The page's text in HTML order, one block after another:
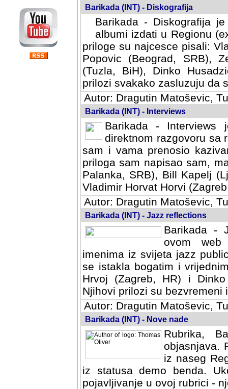
Barikada (INT) - Diskografija
Barikada - Diskografija
albumi izdati u Regionu
priloge su najcesce pisali:
Popovic (Beograd, SRB),
(Tuzla, BiH), Dinko
prilozi svakako zasluzuju da
Autor: Dragutin Matoševic,
Barikada (INT) - Interviews
Barikada -
direktnom razgovoru sa
sam i vama prenosio
priloga sam napisao sam,
Palanka, SRB), Bill Kapelj
Vladimir Horvat Horvi
Autor: Dragutin Matoševic,
Barikada (INT) - Jazz reflections
Barikada -
ovom web
imenima iz svijeta jazz
se istakla bogatim i
Hrvoj (Zagreb, HR) i
Njihovi prilozi su bezvremeni
Autor: Dragutin Matoševic,
Barikada (INT) - Nove nade
Rubrika,
objasnjava.
iz naseg
iz statusa demo benda.
pojavljivanje u ovoj rubrici -